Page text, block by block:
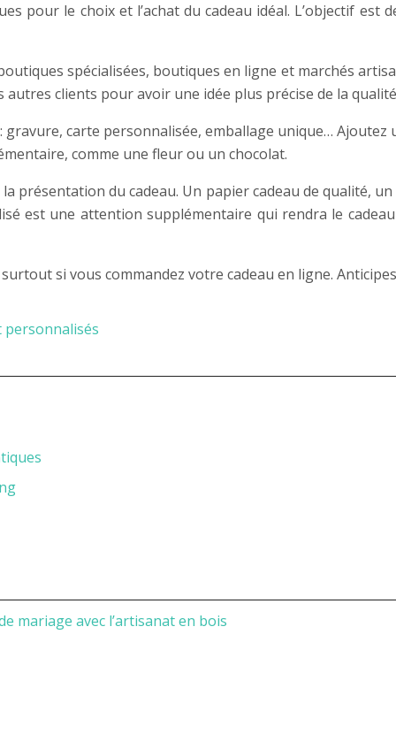
pour le choix et l’achat du cadeau idéal. L’objectif
spécialisées, boutiques en ligne et marchés
clients pour avoir une idée plus précise de la
carte personnalisée, emballage unique…
comme une fleur ou un chocolat.
présentation du cadeau. Un papier cadeau de qualité,
est une attention supplémentaire qui rendra le
si vous commandez votre cadeau en ligne.
personnalisés
mariage avec l’artisanat en bois